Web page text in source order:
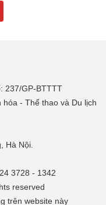
237/GP-BTTTT
- Thể thao và Du lịch
Hà Nội.
3728 - 1342
reserved
trên website này